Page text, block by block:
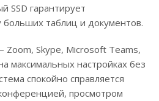
SSD гарантирует
больших таблиц и документов.
Zoom, Skype, Microsoft Teams,
максимальных настройках без
спокойно справляется
просмотром